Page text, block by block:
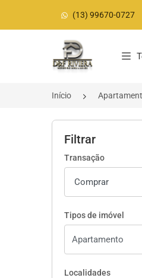
(13) 99670-0727
Página inicial
Início
Filtrar
Transação
Tipos de imóvel
Localidades